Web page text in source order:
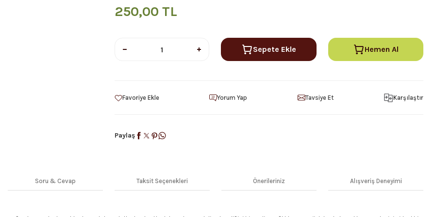
250,00 TL
Sepete Ekle Hemen Al
Yorum Yap Tavsiye Et Karşılaştır
Paylaş
Soru & Cevap Taksit Seçenekleri Önerileriniz Alışveriş Deneyimi